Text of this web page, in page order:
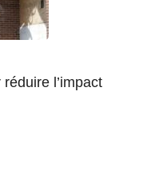
l’impact